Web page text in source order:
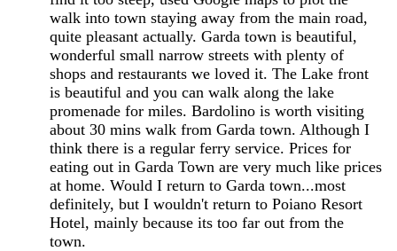
walk into town staying away from the main road,
quite pleasant actually. Garda town is beautiful,
wonderful small narrow streets with plenty of
shops and restaurants we loved it. The Lake front
is beautiful and you can walk along the lake
promenade for miles. Bardolino is worth visiting
about 30 mins walk from Garda town. Although I
think there is a regular ferry service. Prices for
eating out in Garda Town are very much like prices
at home. Would I return to Garda town...most
definitely, but I wouldn't return to Poiano Resort
Hotel, mainly because its too far out from the
town.